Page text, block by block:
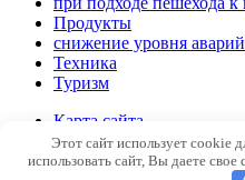
Продукты
снижение уровня аварий
Техника
Туризм
Карта сайта
Пример страницы
Этот сайт использует cookie
использовать сайт, Вы даете свое